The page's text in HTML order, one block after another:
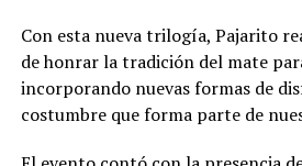
Con esta nueva trilogía, Pajarito
de honrar la tradición del mate
incorporando nuevas formas de
costumbre que forma parte de